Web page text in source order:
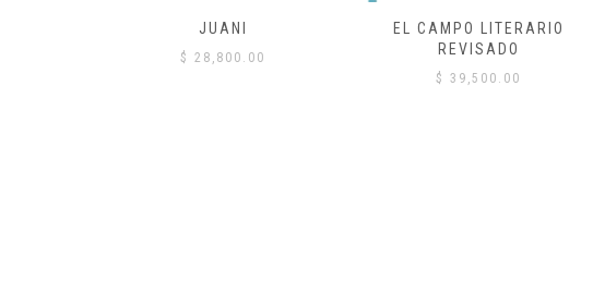
JUANI
$ 28,800.00
EL CAMPO LITERARIO
REVISADO
$ 39,500.00